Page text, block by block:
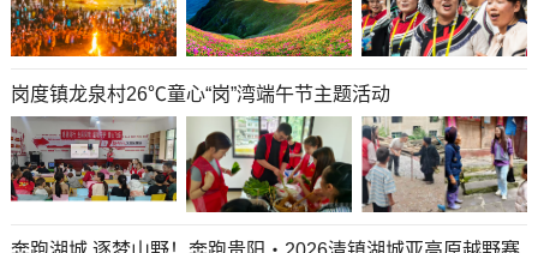
岗度镇龙泉村26℃童心“岗”湾端午节主题活动